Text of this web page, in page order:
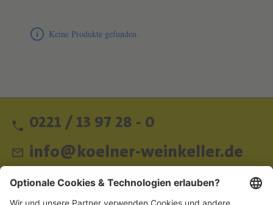
Keine Produkte gefunden.
0221 / 13 97 28 - 0
info@koelner-weinkeller.de
Schnellzugriff